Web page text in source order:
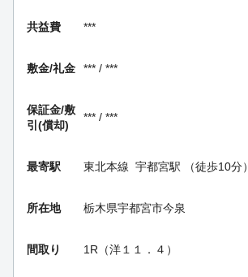
共益費 ***
敷金/礼金 *** / ***
保証金/敷
引(償却)
*** / ***
最寄駅 東北本線 宇都宮駅 （徒歩10分）
所在地 栃木県宇都宮市今泉
間取り 1R（洋１１．４）